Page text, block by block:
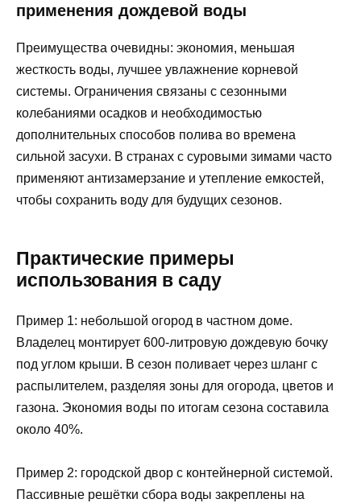
применения дождевой воды
Преимущества очевидны: экономия, меньшая
жесткость воды, лучшее увлажнение корневой
системы. Ограничения связаны с сезонными
колебаниями осадков и необходимостью
дополнительных способов полива во времена
сильной засухи. В странах с суровыми зимами часто
применяют антизамерзание и утепление емкостей,
чтобы сохранить воду для будущих сезонов.
Практические примеры
использования в саду
Пример 1: небольшой огород в частном доме.
Владелец монтирует 600-литровую дождевую бочку
под углом крыши. В сезон поливает через шланг с
распылителем, разделяя зоны для огорода, цветов и
газона. Экономия воды по итогам сезона составила
около 40%.
Пример 2: городской двор с контейнерной системой.
Пассивные решётки сбора воды закреплены на